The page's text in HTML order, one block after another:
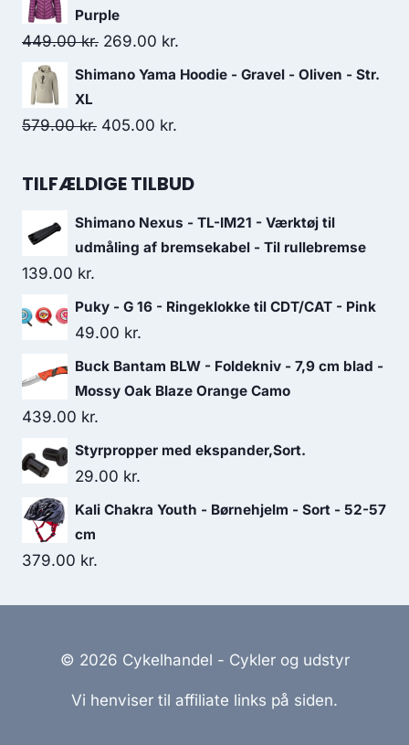
was:
499.00 kr..
Purple
449.00kr. Original
price
449.00 kr..
269.00 kr.
price
Shimano Yama Hoodie - Gravel - Oliven - Str.
XL
579.00kr. Original
was:
405.00 kr.
is:
TILFÆLDIGE TILBUD
Shimano Nexus - TL-IM21 - Værktøj til
udmåling af bremsekabel - Til rullebremse
139.00 kr.
Puky - G 16 - Ringeklokke til CDT/CAT - Pink
49.00 kr.
Buck Bantam BLW - Foldekniv - 7,9 cm blad -
Mossy Oak Blaze Orange Camo
439.00 kr.
Styrpropper med ekspander,Sort.
29.00 kr.
Kali Chakra Youth - Børnehjelm - Sort - 52-57
cm
379.00 kr.
© 2026 Cykelhandel - Cykler og udstyr
Vi henviser til affiliate links på siden.